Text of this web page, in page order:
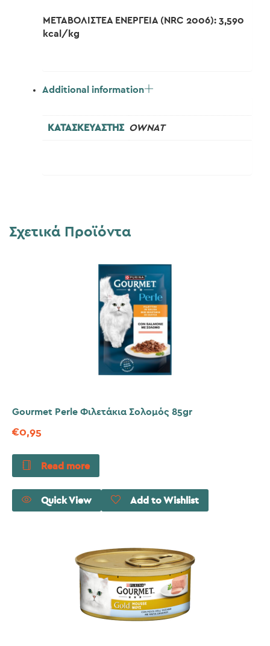
ΜΕΤΑΒΟΛΙΣΤΕΑ ΕΝΕΡΓΕΙΑ (NRC 2006): 3,590
kcal/kg
Additional information
ΚΑΤΑΣΚΕΥΑΣΤΗΣ OWNAT
Σχετικά Προϊόντα
Gourmet Perle Φιλετάκια Σολομός 85gr
€0,95
Read more
Quick View Add to Wishlist